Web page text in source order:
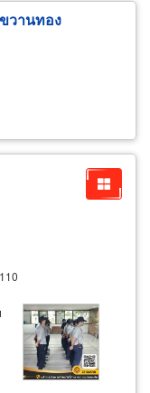
วานทอง